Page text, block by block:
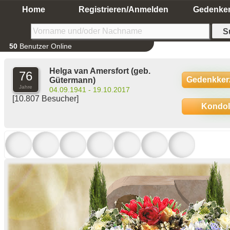
Home Registrieren/Anmelden
50 Benutzer Online
76
Jahre
Helga van Amersfort (geb.
Gütermann)
04.09.1941 - 19.10.2017
[10.807 Besucher]